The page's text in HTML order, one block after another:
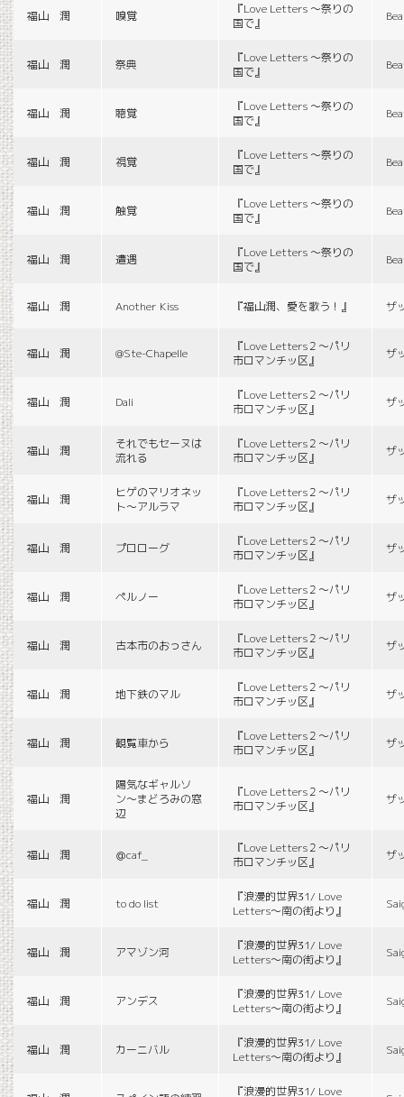
福山 潤 嗅覚
『Love Letters 〜祭りの
国で』
福山 潤 祭典
『Love Letters 〜祭りの
国で』
福山 潤 聴覚
『Love Letters 〜祭りの
国で』
福山 潤 視覚
『Love Letters 〜祭りの
国で』
福山 潤 触覚
『Love Letters 〜祭りの
国で』
福山 潤 遭遇
『Love Letters 〜祭りの
国で』
福山 潤 Another Kiss 『福山潤、愛を歌う！』 ザ
福山 潤 @Ste-Chapelle
『Love Letters２〜パリ
市ロマンチッ区』
ザ
福山 潤 Dali
『Love Letters２〜パリ
市ロマンチッ区』
ザ
福山 潤
それでもセーヌは
流れる
『Love Letters２〜パリ
市ロマンチッ区』
ザ
福山 潤
ヒゲのマリオネッ
ト〜アルラマ
『Love Letters２〜パリ
市ロマンチッ区』
ザ
福山 潤 プロローグ
『Love Letters２〜パリ
市ロマンチッ区』
ザ
福山 潤 ペルノー
『Love Letters２〜パリ
市ロマンチッ区』
ザ
福山 潤 古本市のおっさん
『Love Letters２〜パリ
市ロマンチッ区』
ザ
福山 潤 地下鉄のマル
『Love Letters２〜パリ
市ロマンチッ区』
ザ
福山 潤 観覧車から
『Love Letters２〜パリ
市ロマンチッ区』
ザ
福山 潤
陽気なギャルソ
ン〜まどろみの窓
辺
『Love Letters２〜パリ
市ロマンチッ区』
ザ
福山 潤 ＠caf_
『Love Letters２〜パリ
市ロマンチッ区』
ザ
福山 潤 to do list
『浪漫的世界31/ Love
Letters〜南の街より』
福山 潤 アマゾン河
『浪漫的世界31/ Love
Letters〜南の街より』
福山 潤 アンデス
『浪漫的世界31/ Love
Letters〜南の街より』
福山 潤 カーニバル
『浪漫的世界31/ Love
Letters〜南の街より』
『浪漫的世界31/ Love